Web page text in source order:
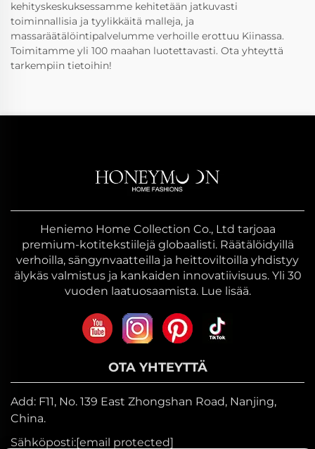
kehityskeskuksessamme kehitetään jatkuvasti
toiminnallisia ja tyylikkäitä malleja, ja
massaräätälöintipalvelumme verhoille erottuu Kiinassa.
Toimitamme yli 100 maahan luotettavasti. Ota yhteyttä
tarkempiin tietoihin!
Heniemo Home Collection Co., Ltd tarjoaa
premium-kotitekstiilejä globaalisti. Räätälöidyillä
verhoilla, sängynvaatteilla ja heittoviltoilla yhdistyy
älykäs valmistus ja kankaiden innovatiivisuus. Yli 30
vuoden laatuosaamista. Lue lisää.
OTA YHTEYTTÄ
Add: F11, No. 139 East Zhongshan Road, Nanjing,
China.
Sähköposti:[email protected]